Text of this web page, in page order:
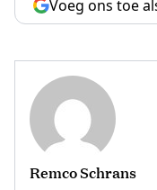
Voeg ons toe
Remco Schrans